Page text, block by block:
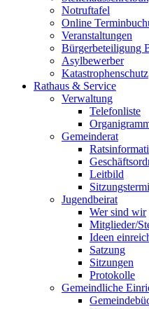
Notruftafel
Online
Veranstaltungen
Bürgerbeteiligung
Asylbewerber
Katastrophenschutz
Rathaus & Service
Verwaltung
Telefonliste
Gemeinderat
Leitbild
Jugendbeirat
Wer sind wir
Mitglieder/
Ideen
Satzung
Sitzungen
Protokolle
Gemeindliche